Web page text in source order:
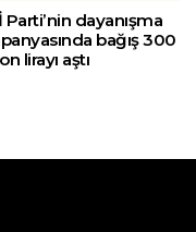
Parti’nin dayanışma
bağış 300
lirayı aştı